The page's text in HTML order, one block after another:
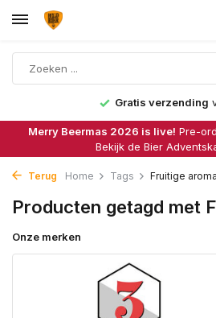
Gratis verzending
Merry Beermas 2026 is live! Pre-
Bekijk de Bier
Terug Home Tags Fruitige
Producten getagd met
Onze merken